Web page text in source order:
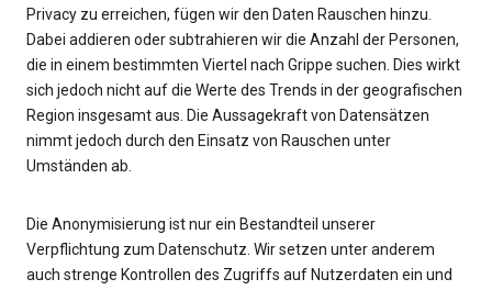
Privacy zu erreichen, fügen wir den Daten Rauschen hinzu.
Dabei addieren oder subtrahieren wir die Anzahl der Personen,
die in einem bestimmten Viertel nach Grippe suchen. Dies wirkt
sich jedoch nicht auf die Werte des Trends in der geografischen
Region insgesamt aus. Die Aussagekraft von Datensätzen
nimmt jedoch durch den Einsatz von Rauschen unter
Umständen ab.
Die Anonymisierung ist nur ein Bestandteil unserer
Verpflichtung zum Datenschutz. Wir setzen unter anderem
auch strenge Kontrollen des Zugriffs auf Nutzerdaten ein und